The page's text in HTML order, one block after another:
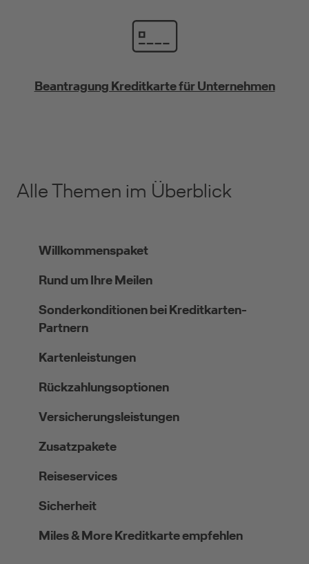
Beantragung Kreditkarte für Unternehmen
Alle Themen im Überblick
Willkommenspaket
Rund um Ihre Meilen
Sonderkonditionen bei Kreditkarten-
Partnern
Kartenleistungen
Rückzahlungsoptionen
Versicherungsleistungen
Zusatzpakete
Reiseservices
Sicherheit
Miles & More Kreditkarte empfehlen